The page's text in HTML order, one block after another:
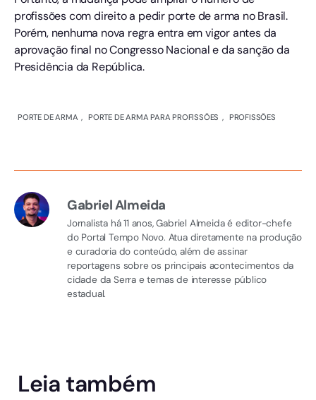
profissões com direito a pedir porte de arma no Brasil.
Porém, nenhuma nova regra entra em vigor antes da
aprovação final no Congresso Nacional e da sanção da
Presidência da República.
PORTE DE ARMA , PORTE DE ARMA PARA PROFISSÕES , PROFISSÕES
Gabriel Almeida
Jornalista há 11 anos, Gabriel Almeida é editor-chefe
do Portal Tempo Novo. Atua diretamente na produção
e curadoria do conteúdo, além de assinar
reportagens sobre os principais acontecimentos da
cidade da Serra e temas de interesse público
estadual.
Leia também